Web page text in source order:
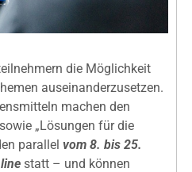
die Möglichkeit
auseinanderzusetzen.
machen den
„Lösungen für die
parallel vom 8. bis 25.
statt – und können